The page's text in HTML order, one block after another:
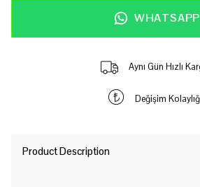
WHATSAPP
Aynı Gün Hızlı
Değişim
Product Description